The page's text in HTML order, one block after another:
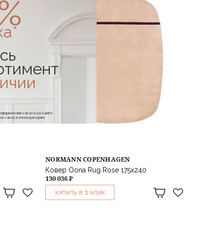
NORMANN COPENHAGEN
Ковер Oona Rug Rose 175х240
130 036 ₽
КУПИТЬ В 1 КЛИК
заказа на сайте
заказа менеджером